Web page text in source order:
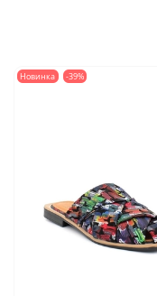
Новинка -39%